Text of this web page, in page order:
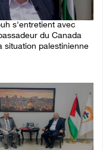
s'entretient avec
du Canada
situation palestinienne